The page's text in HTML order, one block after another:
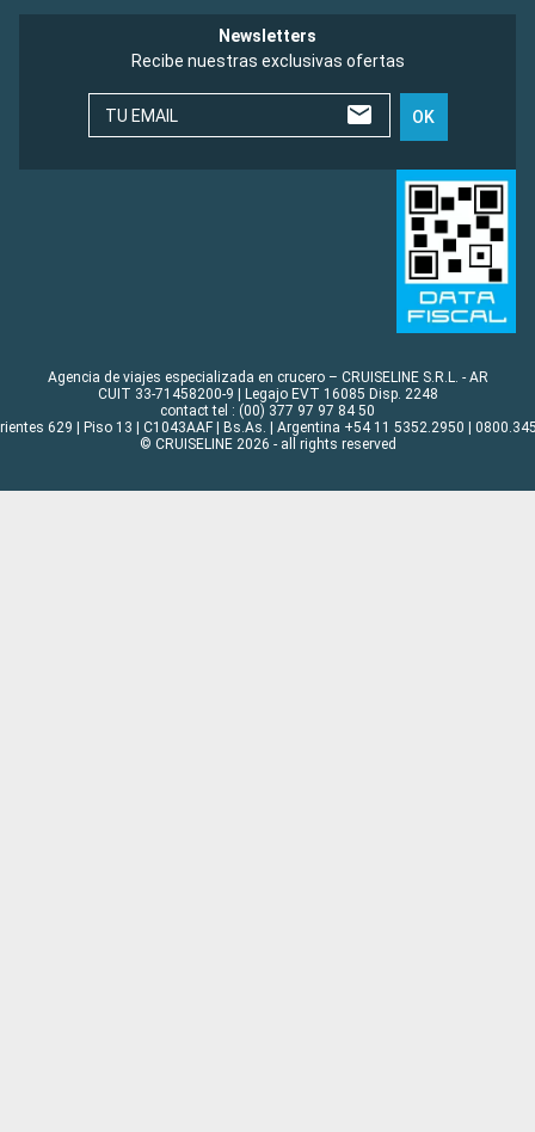
Newsletters
Recibe nuestras exclusivas ofertas
TU EMAIL OK
Agencia de viajes especializada en crucero – CRUISELINE S.R.L. - AR
CUIT 33-71458200-9 | Legajo EVT 16085 Disp. 2248
contact tel : (00) 377 97 97 84 50
629 | Piso 13 | C1043AAF | Bs.As. | Argentina +54 11 5352.2950 |
© CRUISELINE 2026 - all rights reserved